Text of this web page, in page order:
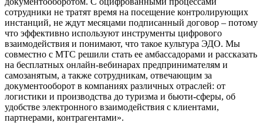
сотрудники не тратят время на посещение контролирующих
инстанций, не ждут месяцами подписанный договор – потому
что эффективно используют инструменты цифрового
взаимодействия и понимают, что такое культура ЭДО. Мы
совместно с МТС решили стать ее амбассадорами и рассказать
на бесплатных онлайн-вебинарах предпринимателям и
самозанятым, а также сотрудникам, отвечающим за
документооборот в компаниях различных отраслей: от
логистики и производства до туризма и бьюти-сферы, об
удобстве электронного взаимодействия с клиентами,
партнерами, контрагентами».